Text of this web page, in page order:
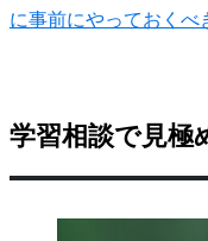
に事前にやっておくべ
学習相談で見極